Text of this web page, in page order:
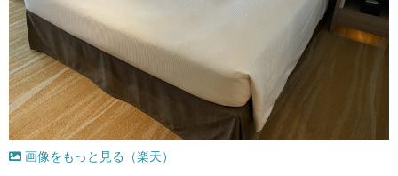
画像をもっと見る（楽天）